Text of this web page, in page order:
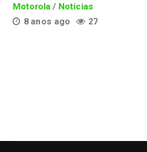
Motorola / Notícias
8 anos ago
27